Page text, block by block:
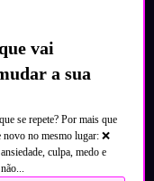
vai
a sua
se repete? Por mais que
no mesmo lugar: ❌
culpa, medo e